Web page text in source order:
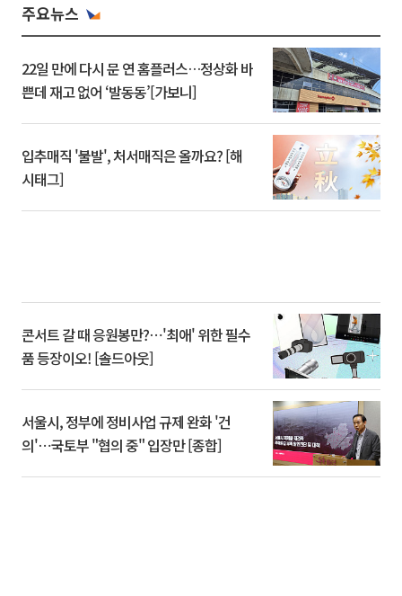
주요뉴스
22일 만에 다시 문 연 홈플러스…정상화 바
쁜데 재고 없어 ‘발동동’[가보니]
입추매직 '불발', 처서매직은 올까요? [해
시태그]
콘서트 갈 때 응원봉만?⋯'최애' 위한 필수
품 등장이오! [솔드아웃]
서울시, 정부에 정비사업 규제 완화 '건
의'⋯국토부 "협의 중" 입장만 [종합]